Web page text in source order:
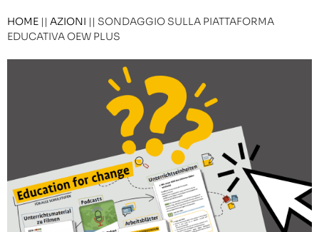
HOME || AZIONI || SONDAGGIO SULLA PIATTAFORMA
EDUCATIVA OEW PLUS